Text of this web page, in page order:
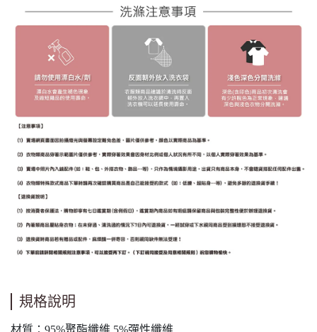
規格說明
材質：95%聚酯纖維 5%彈性纖維